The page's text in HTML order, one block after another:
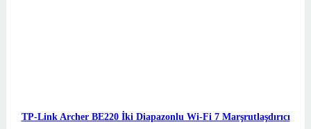
TP-Link Archer BE220 İki Diapazonlu Wi-Fi 7 Marşrutlaşdırıcı